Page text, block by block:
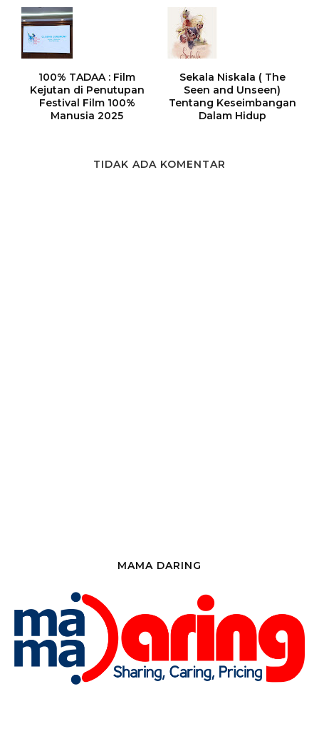
100% TADAA : Film
Kejutan di Penutupan
Festival Film 100%
Manusia 2025
Sekala Niskala ( The
Seen and Unseen)
Tentang Keseimbangan
Dalam Hidup
TIDAK ADA KOMENTAR
MAMA DARING